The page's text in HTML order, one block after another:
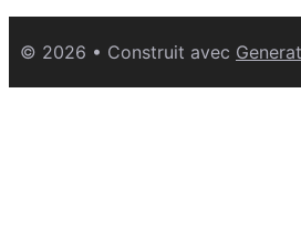
© 2026 • Construit avec